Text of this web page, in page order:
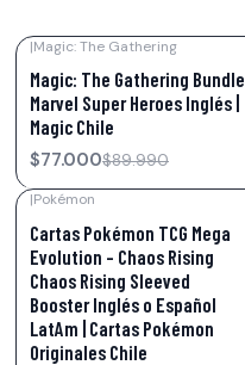
|Magic: The Gathering
Magic: The Gathering Bundle
Marvel Super Heroes Inglés |
Magic Chile
$77.000$89.990
|Pokémon
Cartas Pokémon TCG Mega
Evolution – Chaos Rising
Chaos Rising Sleeved
Booster Inglés o Español
LatAm | Cartas Pokémon
Originales Chile